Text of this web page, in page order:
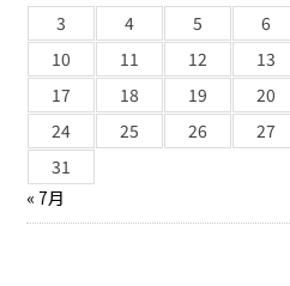
3
4 5 6
10
11 12 13
17
18 19 20
24
25 26 27
31
« 7月